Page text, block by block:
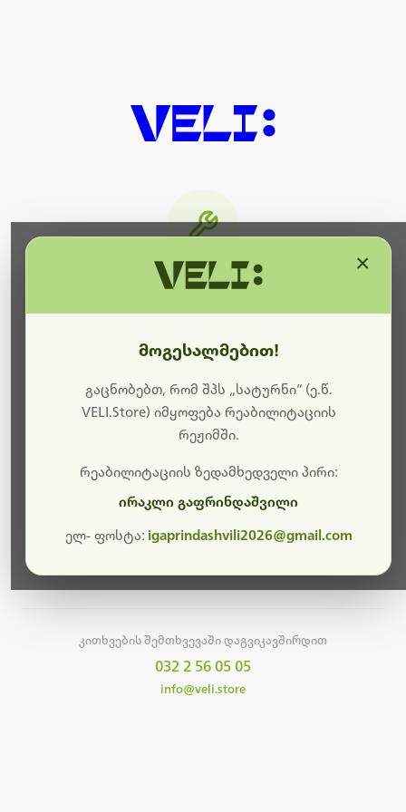
ბოდიშს გიხდით შეფერხებისთვის. ამჟამად
მიმდინარეობს საიტის განახლება და ტექნიკური
სამუშაოები.
მალე ისევ ხელმისაწვდომი იქნება. გმადლობთ
კითხვების შემთხვევაში დაგვიკავშირდით
032 2 56 05 05
info@veli.store
მოგესალმებით!
გაცნობებთ, რომ შპს „სატურნი“ (ე.წ.
VELI.Store) იმყოფება რეაბილიტაციის
რეჟიმში.
რეაბილიტაციის ზედამხედველი პირი:
ირაკლი გაფრინდაშვილი
ელ- ფოსტა: igaprindashvili2026@gmail.com
×